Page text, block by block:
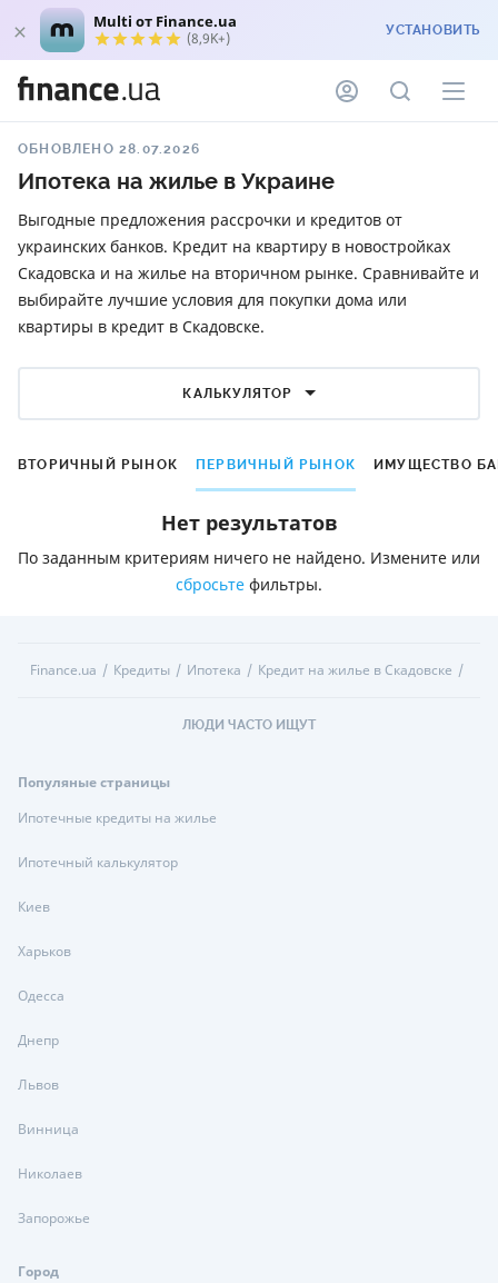
Multi от Finance.ua
(8,9K+) УСТАНОВИТЬ
ОБНОВЛЕНО 28.07.2026
Ипотека на жилье в Украине
Выгодные предложения рассрочки и кредитов от
украинских банков. Кредит на квартиру в новостройках
Скадовска и на жилье на вторичном рынке. Сравнивайте и
выбирайте лучшие условия для покупки дома или
квартиры в кредит в Скадовске.
КАЛЬКУЛЯТОР
ВТОРИЧНЫЙ РЫНОК ПЕРВИЧНЫЙ РЫНОК ИМУЩЕСТВО
Нет результатов
По заданным критериям ничего не найдено. Измените или
сбросьте фильтры.
Finance.ua Кредиты Ипотека Кредит на жилье в Скадовске
ЛЮДИ ЧАСТО ИЩУТ
Популяные страницы
Ипотечные кредиты на жилье
Ипотечный калькулятор
Киев
Харьков
Одесса
Днепр
Львов
Винница
Николаев
Запорожье
Город